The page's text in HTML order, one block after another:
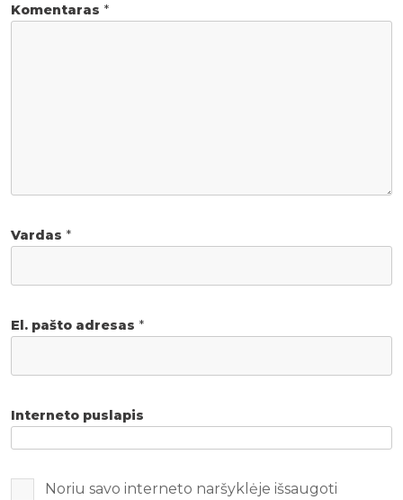
Komentaras *
Vardas *
El. pašto adresas *
Interneto puslapis
Noriu savo interneto naršyklėje išsaugoti